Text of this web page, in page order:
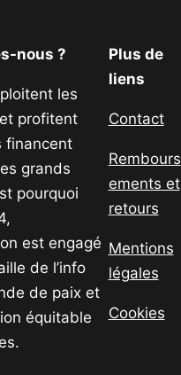
nous ?
les
profitent
financent
grands
pourquoi
est engagé
de l’info
de paix et
équitable
Plus de
liens
Contact
Rembours
ements et
retours
Mentions
légales
Cookies